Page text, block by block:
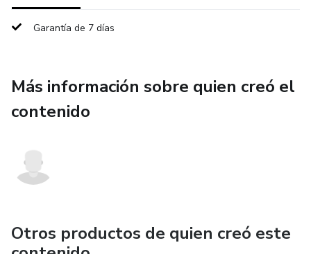
Garantía de 7 días
Más información sobre quien creó el
contenido
Otros productos de quien creó este